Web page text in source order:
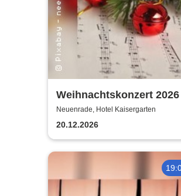
Weihnachtskonzert 2026
MV Affeln, MGV
Vokalart Menden
Neuenrade, Hotel Kaisergarten
20.12.2026